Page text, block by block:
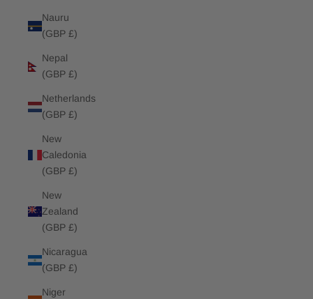
Nauru
(GBP £)
Nepal
(GBP £)
Netherlands
(GBP £)
New
Caledonia
(GBP £)
New
Zealand
(GBP £)
Nicaragua
(GBP £)
Niger